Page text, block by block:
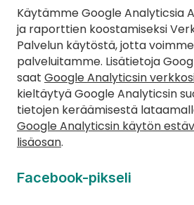
Käytämme Google Analyticsia
ja raporttien koostamiseksi
Palvelun käytöstä, jotta
palveluitamme. Lisätietoja
saat Google Analyticsin
kieltäytyä Google Analyticsin
Google Analyticsin käytön
lisäosan.
Facebook-pikseli